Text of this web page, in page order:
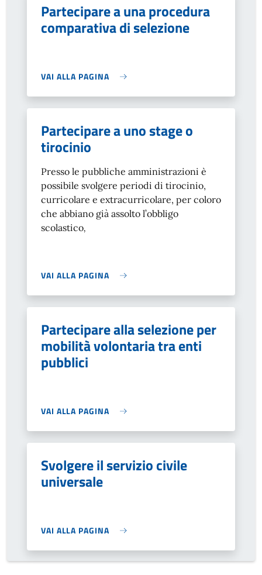
Partecipare a una procedura
comparativa di selezione
VAI ALLA PAGINA
Partecipare a uno stage o
tirocinio
Presso le pubbliche amministrazioni è
possibile svolgere periodi di tirocinio,
curricolare e extracurricolare, per coloro
che abbiano già assolto l’obbligo
scolastico,
VAI ALLA PAGINA
Partecipare alla selezione per
mobilità volontaria tra enti
pubblici
VAI ALLA PAGINA
Svolgere il servizio civile
universale
VAI ALLA PAGINA